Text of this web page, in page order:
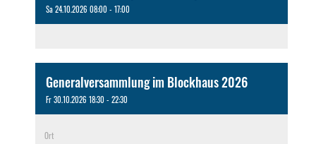
Sa 24.10.2026 08:00 - 17:00
Generalversammlung im Blockhaus 2026
Fr 30.10.2026 18:30 - 22:30
Ort